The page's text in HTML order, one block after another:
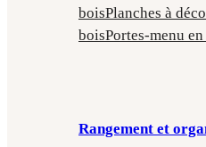
boisPlanches à
boisPortes-menu
Rangement et